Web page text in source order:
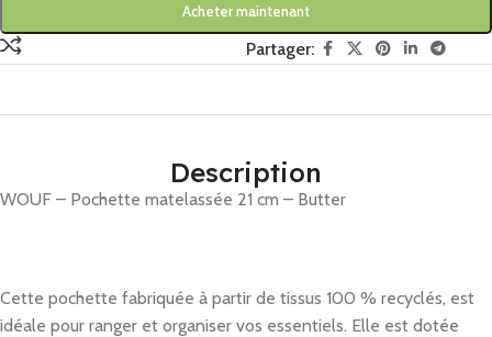
Acheter maintenant
Partager:
Description
WOUF – Pochette matelassée 21 cm – Butter
Cette pochette fabriquée à partir de tissus 100 % recyclés, est
idéale pour ranger et organiser vos essentiels. Elle est dotée